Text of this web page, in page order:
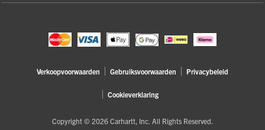
Verkoopvoorwaarden Gebruiksvoorwaarden Privacybeleid
Cookieverklaring
Copyright © 2026 Carhartt, Inc. All Rights Reserved.